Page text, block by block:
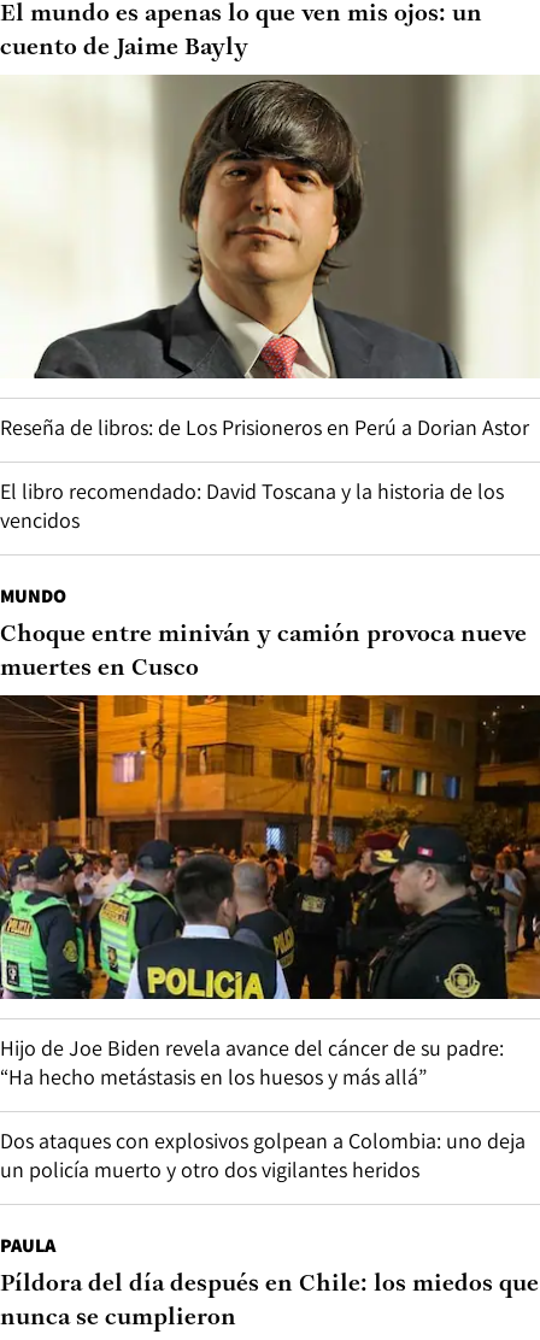
El mundo es apenas lo que ven mis ojos: un
cuento de Jaime Bayly
Reseña de libros: de Los Prisioneros en Perú a Dorian Astor
El libro recomendado: David Toscana y la historia de los
vencidos
MUNDO
Choque entre miniván y camión provoca nueve
muertes en Cusco
Hijo de Joe Biden revela avance del cáncer de su padre:
“Ha hecho metástasis en los huesos y más allá”
Dos ataques con explosivos golpean a Colombia: uno deja
un policía muerto y otro dos vigilantes heridos
PAULA
Píldora del día después en Chile: los miedos que
nunca se cumplieron